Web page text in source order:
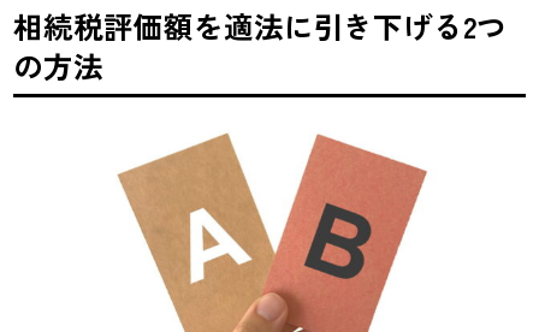
相続税評価額を適法に引き下げる2つ
の方法